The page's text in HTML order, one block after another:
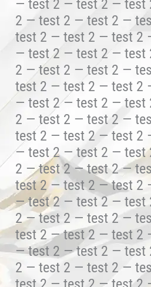
— test 2 — test 2 — test
2 — test 2 — test 2 —
test 2 — test 2 — test 2
— test 2 — test 2 — test
2 — test 2 — test 2 —
test 2 — test 2 — test 2
— test 2 — test 2 — test
2 — test 2 — test 2 —
test 2 — test 2 — test 2
— test 2 — test 2 — test
2 — test 2 — test 2 —
test 2 — test 2 — test 2
— test 2 — test 2 — test
2 — test 2 — test 2 —
test 2 — test 2 — test 2
— test 2 — test 2 — test
2 — test 2 — test 2 —